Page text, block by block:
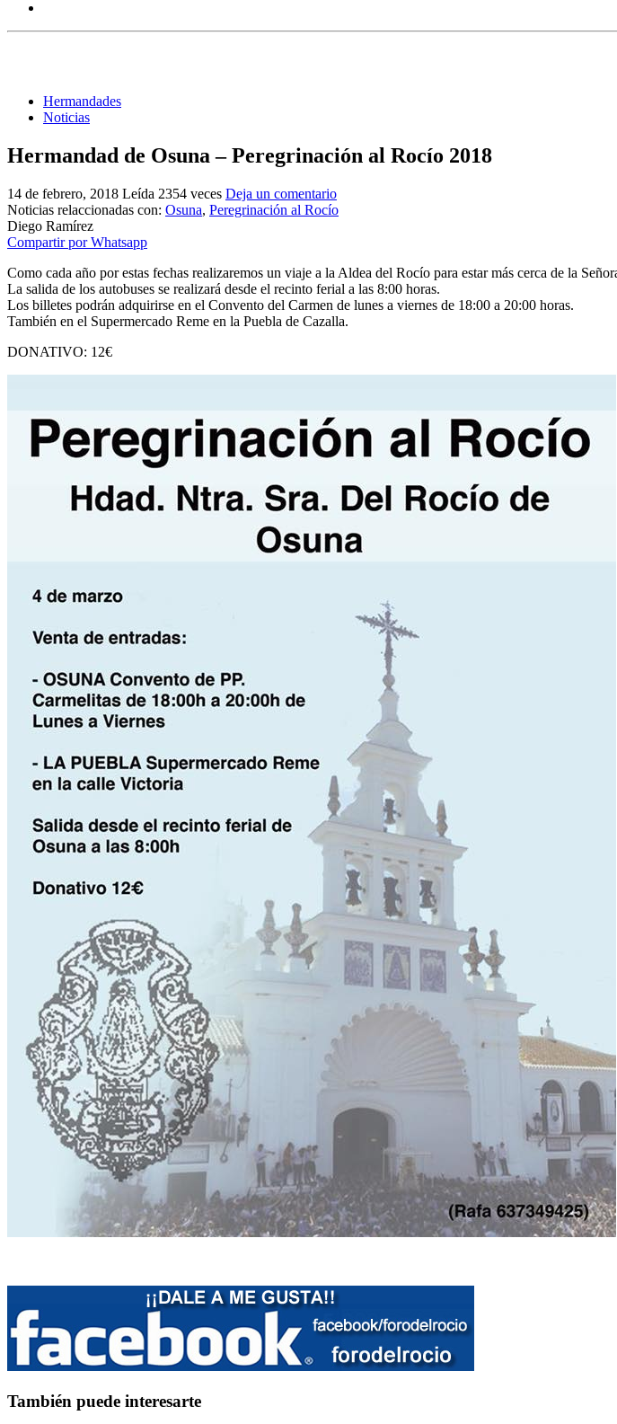
Hermandades
Noticias
Hermandad de Osuna – Peregrinación al Rocío 2018
14 de febrero, 2018 Leída 2354 veces Deja un comentario
Noticias relaccionadas con: Osuna, Peregrinación al Rocío
Diego Ramírez
Compartir por Whatsapp
Como cada año por estas fechas realizaremos un viaje a la Aldea del Rocío para estar más cerca de la
La salida de los autobuses se realizará desde el recinto ferial a las 8:00 horas.
Los billetes podrán adquirirse en el Convento del Carmen de lunes a viernes de 18:00 a 20:00 horas.
También en el Supermercado Reme en la Puebla de Cazalla.
DONATIVO: 12€
También puede interesarte